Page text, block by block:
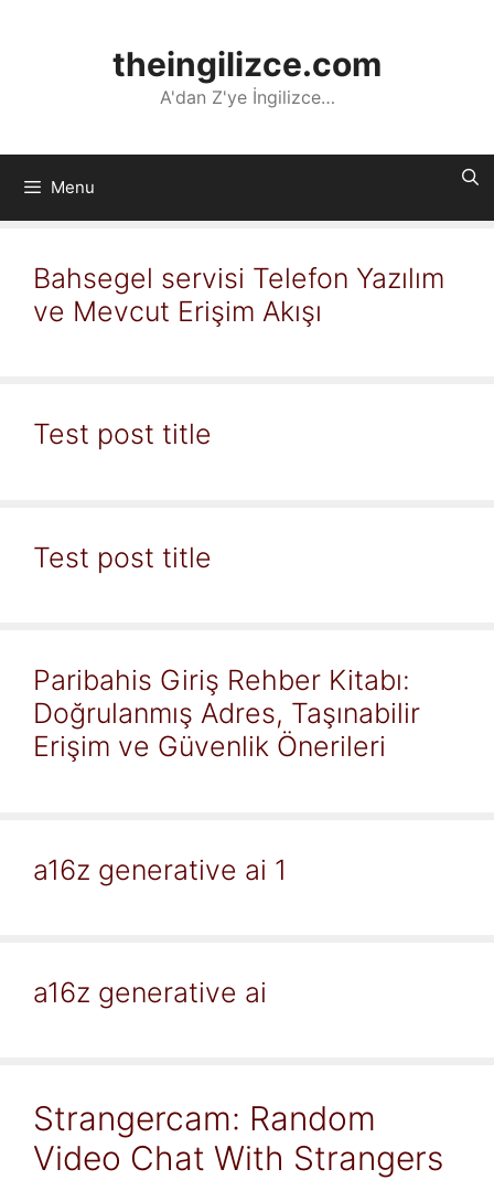
theingilizce.com
A'dan Z'ye İngilizce…
Menu
Bahsegel servisi Telefon Yazılım
ve Mevcut Erişim Akışı
Test post title
Test post title
Paribahis Giriş Rehber Kitabı:
Doğrulanmış Adres, Taşınabilir
Erişim ve Güvenlik Önerileri
a16z generative ai 1
a16z generative ai
Strangercam: Random
Video Chat With Strangers